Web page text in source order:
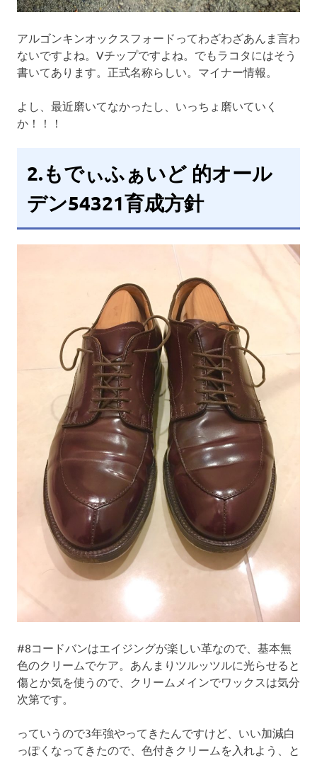
アルゴンキンオックスフォードってわざわざあんま言わ
ないですよね。Vチップですよね。でもラコタにはそう
書いてあります。正式名称らしい。マイナー情報。
よし、最近磨いてなかったし、いっちょ磨いていく
か！！！
2.もでぃふぁいど 的オール
デン54321育成方針
#8コードバンはエイジングが楽しい革なので、基本無
色のクリームでケア。あんまりツルッツルに光らせると
傷とか気を使うので、クリームメインでワックスは気分
次第です。
っていうので3年強やってきたんですけど、いい加減白
っぽくなってきたので、色付きクリームを入れよう、と